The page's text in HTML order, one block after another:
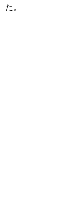
た。